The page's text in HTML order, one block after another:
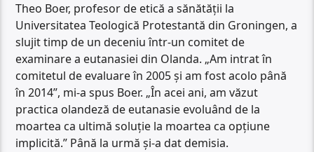
Theo Boer, profesor de etică a sănătății la
Universitatea Teologică Protestantă din Groningen, a
slujit timp de un deceniu într-un comitet de
examinare a eutanasiei din Olanda. „Am intrat în
comitetul de evaluare în 2005 și am fost acolo până
în 2014”, mi-a spus Boer. „În acei ani, am văzut
practica olandeză de eutanasie evoluând de la
moartea ca ultimă soluție la moartea ca opțiune
implicită.” Până la urmă și-a dat demisia.